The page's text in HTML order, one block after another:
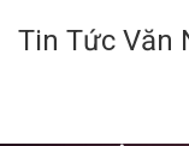
Tin Tức Văn